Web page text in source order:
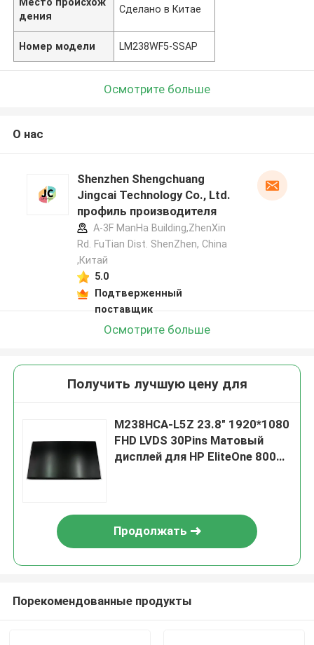
дения
Сделано в Китае
Номер модели LM238WF5-SSAP
Осмотрите больше
О нас
Shenzhen Shengchuang
Jingcai Technology Co., Ltd.
профиль производителя
A-3F ManHa Building,ZhenXin
Rd. FuTian Dist. ShenZhen, China
,Китай
5.0
Подтверженный
поставщик
Осмотрите больше
Получить лучшую цену для
M238HCA-L5Z 23.8" 1920*1080
FHD LVDS 30Pins Матовый
дисплей для HP EliteOne 800
Продолжать
Порекомендованные продукты